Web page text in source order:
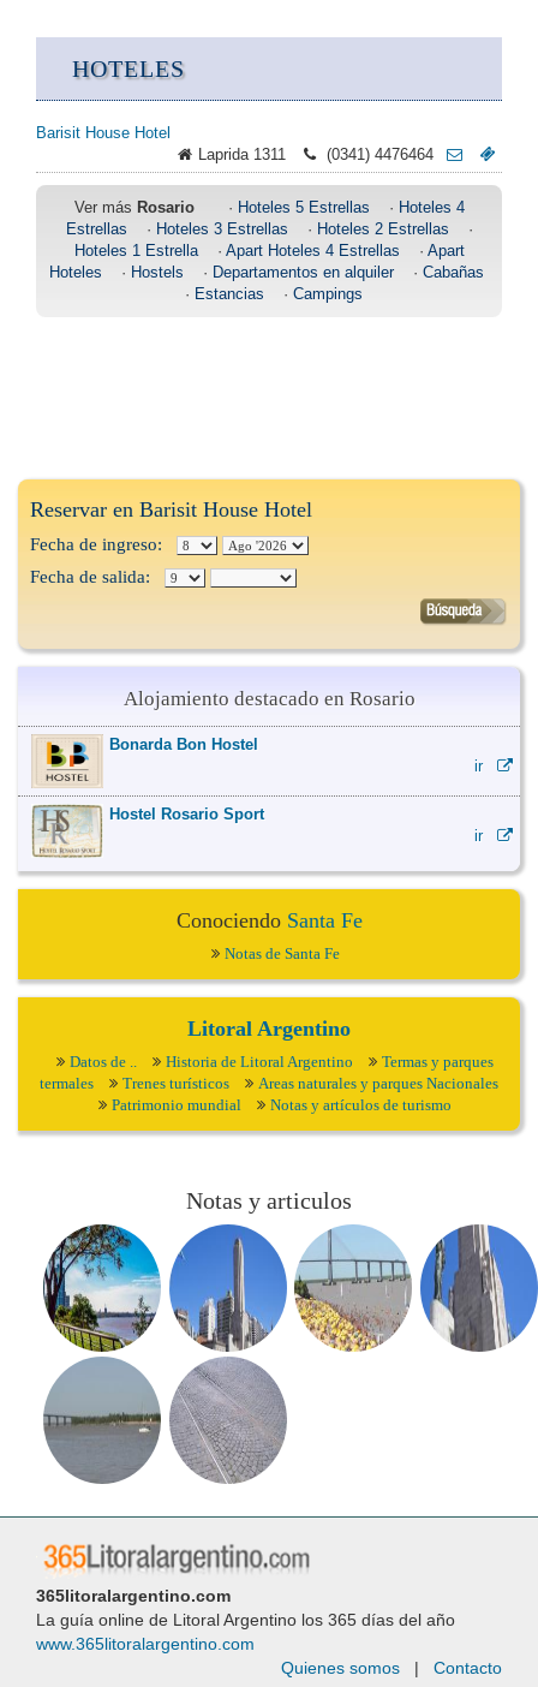
HOTELES
Barisit House Hotel
Laprida 1311
(0341) 4476464
Ver más Rosario· Hoteles 5 Estrellas · Hoteles 4
Estrellas · Hoteles 3 Estrellas · Hoteles 2 Estrellas ·
Hoteles 1 Estrella· Apart Hoteles 4 Estrellas · Apart
Hoteles · Hostels · Departamentos en alquiler· Cabañas
· Estancias · Campings
Reservar en Barisit House Hotel
Fecha de ingreso:
Fecha de salida:
Alojamiento destacado en Rosario
Bonarda Bon Hostel
ir
Hostel Rosario Sport
ir
Conociendo Santa Fe
Notas de Santa Fe
Litoral Argentino
Datos de .. Historia de Litoral Argentino
Termas y parques
termales
Trenes turísticos
Areas naturales y parques Nacionales
Patrimonio mundial
Notas y artículos de turismo
Notas y articulos
365litoralargentino.com
La guía online de Litoral Argentino los 365 días del año
www.365litoralargentino.com
Quienes somos | Contacto